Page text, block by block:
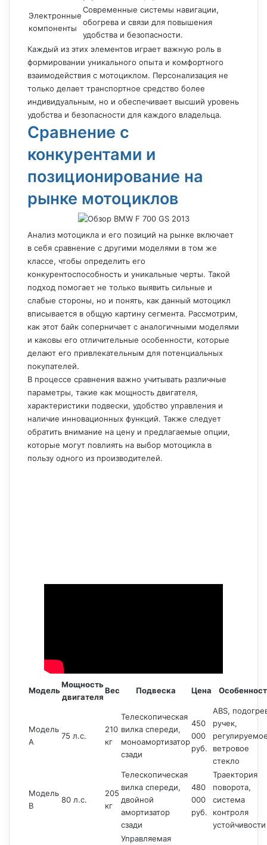
Электронные
компоненты
Современные системы навигации,
обогрева и связи для повышения
удобства и безопасности.
Каждый из этих элементов играет важную роль в
формировании уникального опыта и комфортного
взаимодействия с мотоциклом. Персонализация не
только делает транспортное средство более
индивидуальным, но и обеспечивает высший уровень
удобства и безопасности для каждого владельца.
Сравнение с
конкурентами и
позиционирование на
рынке мотоциклов
Анализ мотоцикла и его позиций на рынке включает
в себя сравнение с другими моделями в том же
классе, чтобы определить его
конкурентоспособность и уникальные черты. Такой
подход помогает не только выявить сильные и
слабые стороны, но и понять, как данный мотоцикл
вписывается в общую картину сегмента. Рассмотрим,
как этот байк соперничает с аналогичными моделями
и каковы его отличительные особенности, которые
делают его привлекательным для потенциальных
покупателей.
В процессе сравнения важно учитывать различные
параметры, такие как мощность двигателя,
характеристики подвески, удобство управления и
наличие инновационных функций. Также следует
обратить внимание на цену и предлагаемые опции,
которые могут повлиять на выбор мотоцикла в
пользу одного из производителей.
Модель
Мощность
двигателя
Вес Подвеска Цена
Модель
A
75 л.с.
210
кг
Телескопическая
вилка спереди,
моноамортизатор
сзади
450
000
руб.
ABS,
ручек,
ветровое
стекло
Модель
B
80 л.с.
205
кг
Телескопическая
вилка спереди,
двойной
амортизатор
сзади
480
000
руб.
Траектория
поворота,
система
контроля
устойчивости
Управляемая